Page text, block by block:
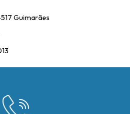
517 Guimarães